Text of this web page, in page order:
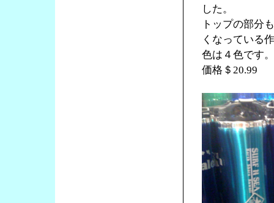
した。
トップの部分
くなっている
色は４色です。
価格＄20.99